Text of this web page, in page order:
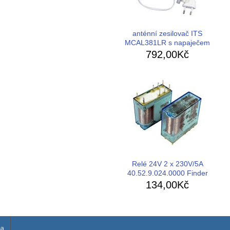
anténní zesilovač ITS
MCAL381LR s napaječem
792,00Kč
Relé 24V 2 x 230V/5A
40.52.9.024.0000 Finder
134,00Kč